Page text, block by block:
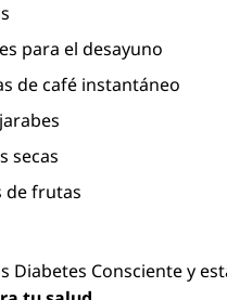
para el desayuno
de café instantáneo
secas
de frutas
Diabetes Consciente y